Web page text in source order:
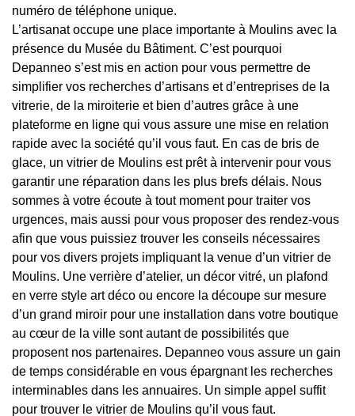
numéro de téléphone unique.
L’artisanat occupe une place importante à Moulins avec la
présence du Musée du Bâtiment. C’est pourquoi
Depanneo s’est mis en action pour vous permettre de
simplifier vos recherches d’artisans et d’entreprises de la
vitrerie, de la miroiterie et bien d’autres grâce à une
plateforme en ligne qui vous assure une mise en relation
rapide avec la société qu’il vous faut. En cas de bris de
glace, un vitrier de Moulins est prêt à intervenir pour vous
garantir une réparation dans les plus brefs délais. Nous
sommes à votre écoute à tout moment pour traiter vos
urgences, mais aussi pour vous proposer des rendez-vous
afin que vous puissiez trouver les conseils nécessaires
pour vos divers projets impliquant la venue d’un vitrier de
Moulins. Une verrière d’atelier, un décor vitré, un plafond
en verre style art déco ou encore la découpe sur mesure
d’un grand miroir pour une installation dans votre boutique
au cœur de la ville sont autant de possibilités que
proposent nos partenaires. Depanneo vous assure un gain
de temps considérable en vous épargnant les recherches
interminables dans les annuaires. Un simple appel suffit
pour trouver le vitrier de Moulins qu’il vous faut.